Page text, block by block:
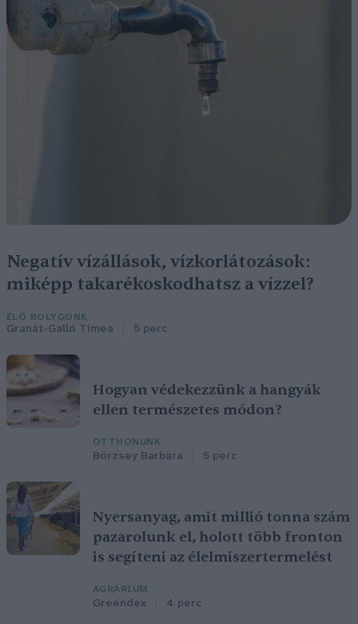
Negatív vízállások, vízkorlátozások:
miképp takarékoskodhatsz a vízzel?
ÉLŐ BOLYGÓNK
Granát-Galló Tímea 5 perc
Hogyan védekezzünk a hangyák
ellen természetes módon?
OTTHONUNK
Börzsey Barbara 5 perc
Nyersanyag, amit millió tonna szám
pazarolunk el, holott több fronton
is segíteni az élelmiszertermelést
AGRÁRIUM
Greendex 4 perc